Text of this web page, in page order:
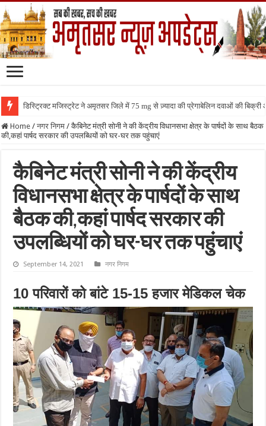
डिस्ट्रिक्ट मजिस्ट्रेट ने अमृतसर जिले में 75 mg से ज़्यादा की प्रेगाबेलिन दवाओं की
Home / नगर निगम / कैबिनेट मंत्री सोनी ने की केंद्रीय विधानसभा क्षेत्र के पार्षदों के साथ बैठक
की,कहां पार्षद सरकार की उपलब्धियों को घर-घर तक पहुंचाएं
कैबिनेट मंत्री सोनी ने की केंद्रीय
विधानसभा क्षेत्र के पार्षदों के साथ
बैठक की,कहां पार्षद सरकार की
उपलब्धियों को घर-घर तक पहुंचाएं
September 14, 2021 नगर निगम
10 परिवारों को बांटे 15-15 हजार मेडिकल चेक